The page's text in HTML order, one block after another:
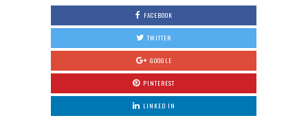
FACEBOOK
TWITTER
GOOGLE
PINTEREST
LINKED IN